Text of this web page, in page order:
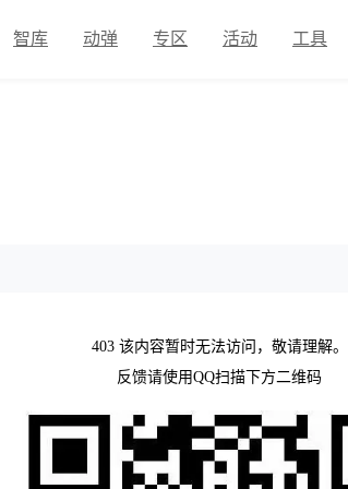
智库 动弹 专区 活动 工具
403 该内容暂时无法访问，敬请理解。
反馈请使用QQ扫描下方二维码